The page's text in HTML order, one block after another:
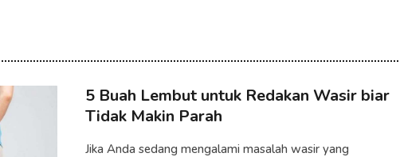
5 Buah Lembut untuk Redakan Wasir biar
Tidak Makin Parah
Jika Anda sedang mengalami masalah wasir yang